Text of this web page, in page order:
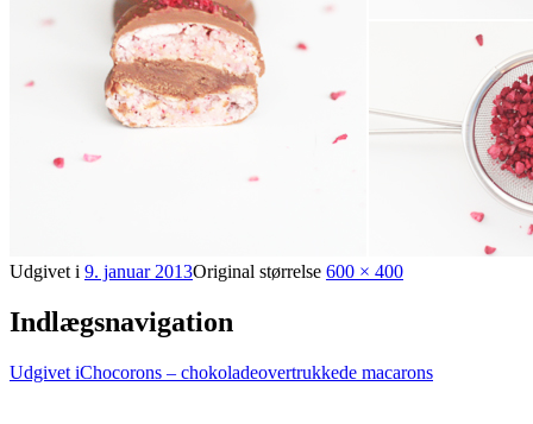
Udgivet i 9. januar 2013Original størrelse 600 × 400
Indlægsnavigation
Udgivet iChocorons – chokoladeovertrukkede macarons